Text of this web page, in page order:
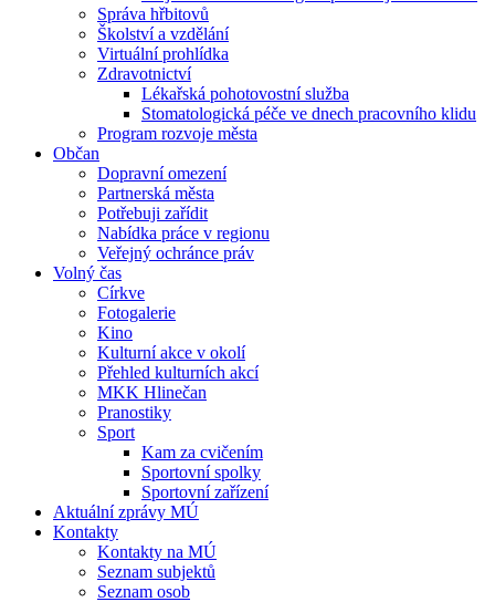
Správa hřbitovů
Školství a vzdělání
Virtuální prohlídka
Zdravotnictví
Lékařská pohotovostní služba
Stomatologická péče ve dnech pracovního klidu
Program rozvoje města
Občan
Dopravní omezení
Partnerská města
Potřebuji zařídit
Nabídka práce v regionu
Veřejný ochránce práv
Volný čas
Církve
Fotogalerie
Kino
Kulturní akce v okolí
Přehled kulturních akcí
MKK Hlinečan
Pranostiky
Sport
Kam za cvičením
Sportovní spolky
Sportovní zařízení
Aktuální zprávy MÚ
Kontakty
Kontakty na MÚ
Seznam subjektů
Seznam osob